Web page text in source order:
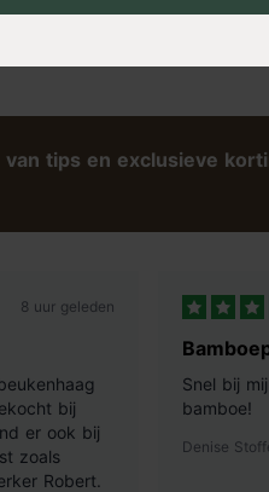
tips en exclusieve
8 uur geleden
bij
er ook bij
zoals
Robert.
Snel bij
bamboe!
Denise